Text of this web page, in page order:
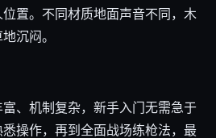
置。不同材质地面声音不同，木
沉闷。
富、机制复杂，新手入门无需急于
操作，再到全面战场练枪法，最